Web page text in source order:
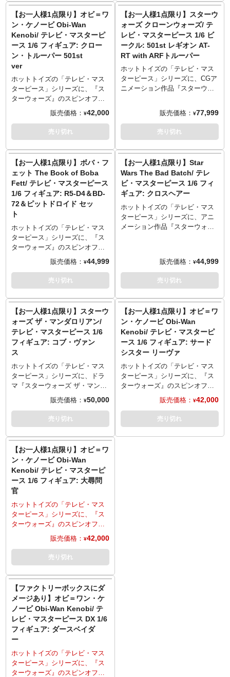
スケール: 1/6スケール
サイズ: 高さ約36cm
可動ポイント: 28箇所
電源: ライトアップ/ボタン電池
使用、サウンドギミック/USB電
源
付属品/武器: ヘビー・ブラスタ
クトロ・ライオット・バトン
（インペリアル・アーマード・
コマンドー用）、シールド（イ
ンペリアル・アーマード・コマ
ンドー用）
付属品/アクセサリー: グローグ
ーx2、アンゼラ人ドロイド職人
x3、アンゼラ人差し替え用右腕
パーツ、フルーツ、スナック、
フローティング・ポッド、右肩
アーマー（ボ＝カターン・クラ
イズ用）、シールド付きの左腕
アーマー（ボ＝カターン・クラ
イズ用）、ジェットパック（イ
ンペリアル・アーマード・コマ
ンドー用）、マウス・ドロイ
ド、特製台座
ターンが付属。さらに光刃が振
られた際のエフェクトパーツ、
アナキンのホログラム、ホロプ
ロジェクター、多彩な差し替え
用ハンドパーツ、台座を使い、
様々なシチュエーションが演出
可能。
※こちらの商品はお一人様1点ま
でのご予約・注文とさせていた
が確認されましたらキャンセル
とさせていただきますのでご注
意ください。
メンティエフ演じるマンティス
頭部は新規造形で、メイクや皮
膚の質感はハンドペイントで再
現。特徴的なコスチュームは、
質感やディテールにこだわり抜
き、細部に至るまで精巧な仕上
がりに。ポンポン付きのクリス
マスセーターは着脱可能で、大
きなアクセントに！その他にも
クリスマスツリーのカチューシ
型のリボンで装飾されたエプロ
ン、大きなキャンディケイン、
サングラスが付属。多彩な差し
ゴなどがデザインされた台座を
使用し、劇中のさまざまなシー
ンでのディスプレイが可能。
※こちらの商品はお一人様1点ま
でのご予約・注文とさせていた
だきます。お一人様で複数のご
予約、同住所でのご予約・注文
が確認されましたらキャンセル
とさせていただきますのでご注
意ください。
部には眼球可動ギミックが内
蔵。「ハルク」と同じく緑色と
なった皮膚の質感やメイク、ロ
ングヘア造型の髪型などを塗装
再現。筋肉質なボディは、肘と
膝の関節がシームレスとなる新
素体を採用。ジャンプスーツや
スニーカーなど、質感やディテ
ールにこだわり、細部に至るま
富な差し替え用ハンドパーツ、
作品のロゴなどがデザインされ
た台座を併せて使用し、劇中の
再現可能。
【お一人様1点限り】オビ＝ワ
ン・ケノービ Obi-Wan
Kenobi/ テレビ・マスターピ
ース 1/6 フィギュア: クロー
ン・トルーパー 501st
ver
ホットトイズの「テレビ・マス
ターピース」シリーズに、『ス
ターウォーズ』のスピンオフ作
品『Obi-Wan Kenobi』よりクロ
ーン・トルーパーがラインナッ
プ。第501大隊のトルーパーの姿
を、全高約30センチ、30箇所以
上可動のフィギュアとして立体
化。新規造型となった装甲服は
ヘルメットやアーマー、ユーテ
ィリティベルト、インナーな
ど、質感やディテールにこだわ
り抜き、細部に至るまで精巧な
仕上がり。傷や汚れなどのウェ
ザリングも追加。ブラスター、
ブラスターライフル、サーマル
デトネーター、多彩な差し替え
用ハンドパーツ、床面が造形さ
まな劇中シーンが演出可能。
※こちらの商品はお一人様1点ま
でのご予約・注文とさせていた
予約、同住所でのご予約・注文
が確認されましたらキャンセル
とさせていただきますのでご注
意ください。
販売価格： ¥42,000
売り切れ
【お一人様1点限り】スターウ
ォーズ クローンウォーズ/ テ
レビ・マスターピース 1/6 ビ
ークル: 501st レギオン AT-
RT with ARFトルーパー
ホットトイズの「テレビ・マス
ターピース」シリーズに、CGア
ニメーション作品『スターウォ
察用ビークル「AT-RT」がARF
トルーパーとのセットでライン
ナップ。第501大隊仕様として白
地にブルーのマーキングが施さ
ンチ、16箇所以上可動のビーク
ルとして立体化。高火力を誇る
機敏性に優れたメカニカルな機
体は、逆関節の脚部や可動式の
グリップ、ブラスターキャノン
など、質感やディテールにこだ
わり、細部に至るまで精巧な仕
上がり。激しい戦場を走り抜い
どのポーズが可能に。さらに付
属するARFトルーパー（全高約
30センチ、30箇所以上可動）は
ラクターも搭乗可能。ARFトル
ーパーは新規造型のヘルメッ
ト、装甲服やユーティリティベ
ルト、インナーのアンダースー
ツなどにもこだわり製作。ブラ
スターピストル、ブラスター、
バイノキュラー、多彩な差し替
え用ハンドパーツ、床面が造形
された台座を使用し、さまざま
な劇中シーンの演出が可能。
※こちらの商品はお一人様1点ま
でのご予約・注文とさせていた
だきます。お一人様で複数のご
販売価格： ¥77,999
売り切れ
【お一人様1点限り】ボバ・フ
ェット The Book of Boba
Fett/ テレビ・マスターピース
1/6 フィギュア: R5-D4＆BD-
72＆ピットドロイド セッ
ト
ホットトイズの「テレビ・マス
ターピース」シリーズに、『ス
ターウォーズ』のスピンオフ作
品『ボバ・フェット The Book
of Boba Fett』よりR5-D4、BD-
72、ピットドロイドの3機セット
がラインナップ。劇中の姿を、
18ヶ所可動のフィギュアとして
立体化。それぞれユニークな形
状の外装は、ウェザリング塗装
を追加し、質感やディテールに
こだわり、細部に至るまで精巧
な仕上がりに。R5-D4頭部、ピ
ットドロイドの腰部は水平方向
に回転、R5-D4のボディ下部に
ある3つ目の脚は内部格納可能。
し替え用のアンテナ、故障した
モチベーター、ホログラム・プ
ロジェクター、制御ボルトが付
※こちらの商品はお一人様1点ま
でのご予約・注文とさせていた
だきます。お一人様で複数のご
予約、同住所でのご予約・注文
が確認されましたらキャンセル
とさせていただきますのでご注
意ください。
販売価格： ¥44,999
売り切れ
【お一人様1点限り】Star
Wars The Bad Batch/ テレ
ビ・マスターピース 1/6 フィ
ギュア: クロスヘアー
ホットトイズの「テレビ・マス
ターピース」シリーズに、アニ
メーション作品『スターウォー
以上可動のフィギュアとして立
体化。目元に照準がデザインさ
れたヘルメット頭部、爪楊枝を
差し替え可能。特有のマーキン
グがあしらわれた装甲服は、シ
ョルダーストラップがついた革
製ベルト、インナーのアンダー
スーツなど、ウェザリング塗装
を追加し、質感やディテールに
こだわり、細部に至るまで精巧
な仕上がりに。スコープ付きス
ナイパーライフル、ブラスター
ー、マグネット着脱可能のバッ
クパック、多彩な差し替え用ハ
ンドパーツ、アートアード付き
販売価格： ¥44,999
売り切れ
【お一人様1点限り】スターウ
ォーズ ザ・マンダロリアン/
テレビ・マスターピース 1/6
フィギュア: コブ・ヴァン
ス
ホットトイズの「テレビ・マス
ターピース」シリーズに、ドラ
マ『スターウォーズ ザ・マンダ
ロリアン』よりコブ・ヴァンス
がラインナップ。劇中の姿を、
全高約31センチ、30箇所以上可
動のフィギュアとして立体化。
を被った頭部、演じるティモシ
ー・オリファント素顔頭部の計2
種が付属し、お好みで差し替え
が可能。アーマーやリストガン
トレット、首に巻いたスカー
フ、インナーシャツなど、ウェ
ザリング追加するなど、質感や
ディテールにこだわり、細部に
至るまで精巧な仕上がりに。ブ
に収納可能なブラスターピスト
ル、ミサイル付きの着脱可能な
ジェットパック、網袋に入った
ドパーツ、モス・ペルゴの建物
の床面が造形された台座を使用
し、劇中のさまざまなアクショ
ンシーンが演出可能。
※こちらの商品はお一人様1点ま
でのご予約・注文とさせていた
だきます。お一人様で複数のご
予約、同住所でのご予約・注文
が確認されましたらキャンセル
とさせていただきますのでご注
販売価格： ¥50,000
売り切れ
【お一人様1点限り】オビ＝ワ
ン・ケノービ Obi-Wan
Kenobi/ テレビ・マスターピ
ース 1/6 フィギュア: サード
シスター リーヴァ
ホットトイズの「テレビ・マス
ターピース」シリーズに、『ス
ターウォーズ』のスピンオフ作
品『Obi-Wan Kenobi』よりリー
ヴァがラインナップ。劇中の
「サードシスター」の姿を、全
高約28センチ、30箇所以上可動
販売価格： ¥42,000
売り切れ
【お一人様1点限り】オビ＝ワ
ン・ケノービ Obi-Wan
Kenobi/ テレビ・マスターピ
ース 1/6 フィギュア: 大尋問
官
ホットトイズの「テレビ・マス
ターピース」シリーズに、『ス
ターウォーズ』のスピンオフ作
品『Obi-Wan Kenobi』より大尋
問官がラインナップ。劇中の姿
を、全高約30センチ、30箇所以
上可動のフィギュアとして立体
感やタトゥーなどを再現。帝国
軍将校のマントを装備した装甲
服は、質感やディテールにこだ
わり、細部に至るまで精巧な仕
上がり。胸部のアーマーには
LEDライトが内蔵、さらにベル
トにはブラックライトなどでの
反射ギミックを搭載。双刃のラ
イトセーバーが2種（USBによる
LEDライトアップ、単体ディス
販売価格： ¥42,000
売り切れ
【ファクトリーボックスにダ
メージあり】オビ＝ワン・ケ
ノービ Obi-Wan Kenobi/ テ
レビ・マスターピース DX 1/6
フィギュア: ダースベイダ
ー
ホットトイズの「テレビ・マス
ターピース」シリーズに、『ス
ターウォーズ』のスピンオフ作